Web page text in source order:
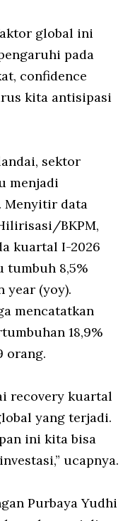
global ini
pada
confidence
kita antisipasi
sektor
menjadi
Menyitir data
BKPM,
kuartal I-2026
tumbuh 8,5%
year (yoy).
mencatatkan
18,9%
orang.
recovery kuartal
yang terjadi.
ini kita bisa
ucapnya.
Purbaya Yudhi